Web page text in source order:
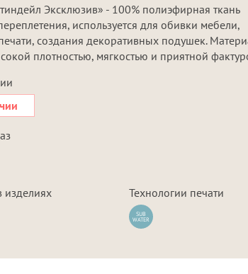
Эксклюзив» - 100% полиэфирная ткань
используется для обивки мебели,
создания декоративных подушек.
плотностью, мягкостью и приятной
Технологии печати
SUB
WATER